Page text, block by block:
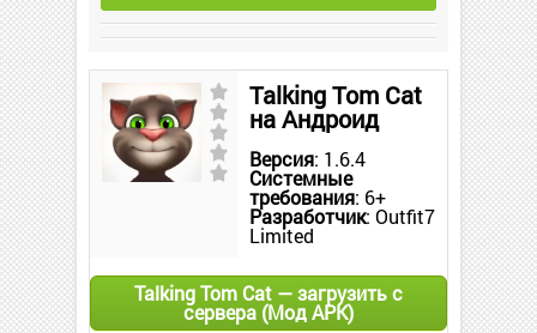
Talking Tom Cat
на Андроид
Версия: 1.6.4
Системные
требования: 6+
Разработчик: Outfit7
Limited
Talking Tom Cat — загрузить с
сервера (Мод APK)